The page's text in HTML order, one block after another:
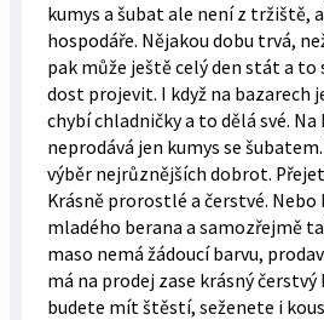
kumys a šubat ale není z tržiště,
hospodáře. Nějakou dobu trvá,
pak může ještě celý den stát a to
dost projevit. I když na bazarech
chybí chladničky a to dělá své. Na
neprodává jen kumys se
výběr nejrůznějších dobrot.
Krásně prorostlé a čerstvé. Nebo
mladého berana a samozřejmě
maso nemá žádoucí barvu,
má na prodej zase krásný čerstvý
budete mít štěstí, seženete i